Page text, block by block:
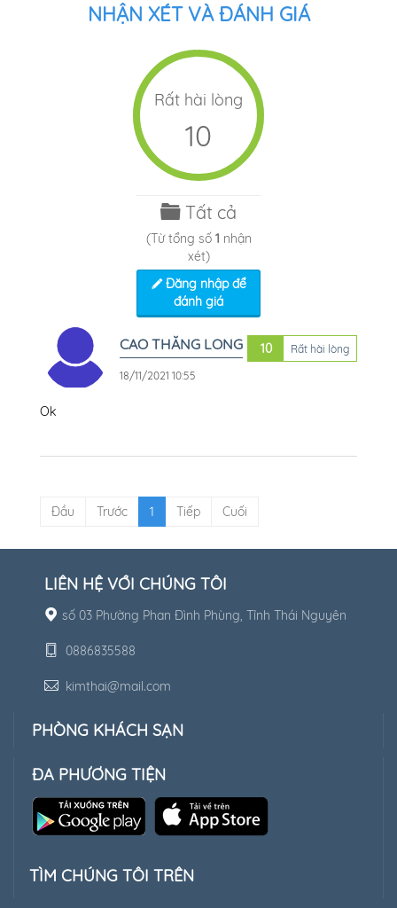
NHẬN XÉT VÀ ĐÁNH GIÁ
Rất hài lòng
10
Tất cả
(Từ tổng số 1 nhận
xét)
Đăng nhập để
đánh giá
CAO THĂNG LONG
18/11/2021 10:55
10 Rất hài lòng
Ok
Đầu Trước 1 Tiếp Cuối
LIÊN HỆ VỚI CHÚNG TÔI
số 03 Phường Phan Đình Phùng, Tỉnh Thái Nguyên
0886835588
kimthai@mail.com
PHÒNG KHÁCH SẠN
ĐA PHƯƠNG TIỆN
TÌM CHÚNG TÔI TRÊN